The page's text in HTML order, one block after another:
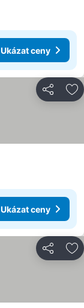
Ukázat ceny
Sdílet
Ukázat ceny
Sdílet